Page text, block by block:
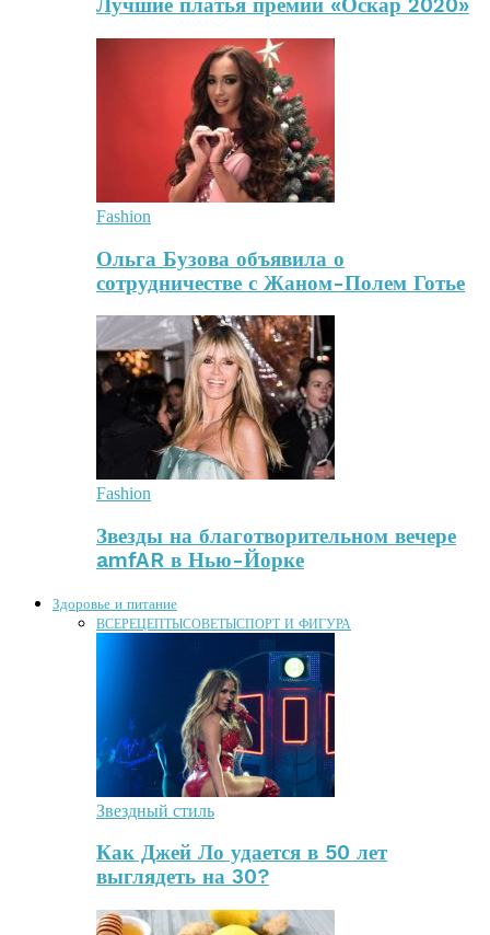
Лучшие платья премии «Оскар 2020»
Fashion
Ольга Бузова объявила о
сотрудничестве с Жаном-Полем Готье
Fashion
Звезды на благотворительном вечере
amfAR в Нью-Йорке
Здоровье и питание
ВСЕРЕЦЕПТЫСОВЕТЫСПОРТ И ФИГУРА
Звездный стиль
Как Джей Ло удается в 50 лет
выглядеть на 30?